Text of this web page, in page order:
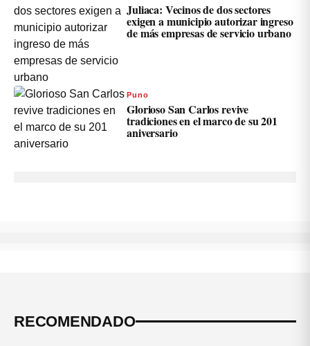
Juliaca: Vecinos de dos sectores
exigen a municipio autorizar ingreso
de más empresas de servicio urbano
Puno
Glorioso San Carlos revive
tradiciones en el marco de su 201
aniversario
RECOMENDADO